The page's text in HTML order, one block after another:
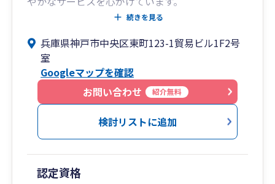
初めての方でも安心して話せる【✨とことん話せ
🤝お客さまとのつながりを大切に
私たちは、ひとりひとりのお客様との“つなが
り”を大切にしています。 定期的な面談を通して
「お客様の今」を知るとともに、 「お客さまの
今」をお伝えできるよう日々業務に取り組んでい
ます。
続きを見る
兵庫県神戸市中央区東町123-1貿易ビル1F2号
室
Googleマップを確認
お問い合わせ
紹介無料
検討リストに追加
認定資格